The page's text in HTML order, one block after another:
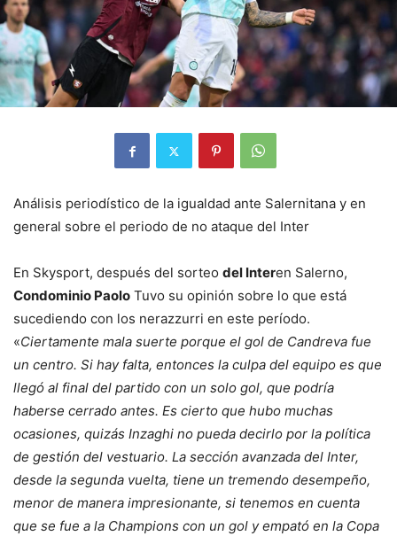
Análisis periodístico de la igualdad ante Salernitana y en
general sobre el periodo de no ataque del Inter
En Skysport, después del sorteo del Interen Salerno,
Condominio Paolo Tuvo su opinión sobre lo que está
sucediendo con los nerazzurri en este período.
«Ciertamente mala suerte porque el gol de Candreva fue
un centro. Si hay falta, entonces la culpa del equipo es que
llegó al final del partido con un solo gol, que podría
haberse cerrado antes. Es cierto que hubo muchas
ocasiones, quizás Inzaghi no pueda decirlo por la política
de gestión del vestuario. La sección avanzada del Inter,
desde la segunda vuelta, tiene un tremendo desempeño,
menor de manera impresionante, si tenemos en cuenta
que se fue a la Champions con un gol y empató en la Copa